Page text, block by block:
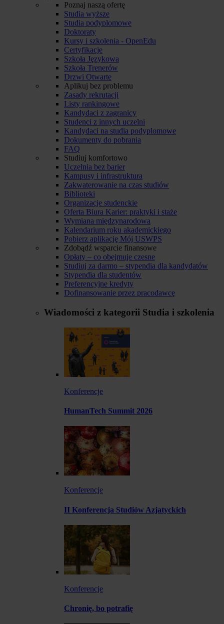
Poznaj naszą ofertę
Studia wyższe
Studia podyplomowe
Doktoraty
Kursy i szkolenia - OpenEdu
Certyfikacje
Szkoła Językowa
Szkoła Trenerów
Drzwi Otwarte
Aplikuj bez problemu
Zasady rekrutacji
Listy rankingowe
Kandydaci z zagranicy
Studenci z innych uczelni
Kandydaci na studia podyplomowe
Dokumenty do pobrania
FAQ
Studiuj komfortowo
Uczelnia bez barier
Kampusy i infrastruktura
Zakwaterowanie na czas studiów
Biblioteki
Organizacje studenckie
Oferta Biura Karier: praktyki i staże
Wymiana międzynarodowa
Kalendarium roku akademickiego
Pobierz aplikację Mój USWPS
Zdobądź wsparcie finansowe
Opłaty – co obejmuje czesne
Studiuj za darmo – stypendia dla kandydatów
Stypendia dla studentów
Preferencyjne kredyty
Dofinansowanie przez pracodawcę
Wiadomości z kategorii Studia i szkolenia
Konferencje
HumanTech Summit 2026
Konferencje
II Konferencja Studiów Azjatyckich
Konferencje
Chronię, bo potrafię